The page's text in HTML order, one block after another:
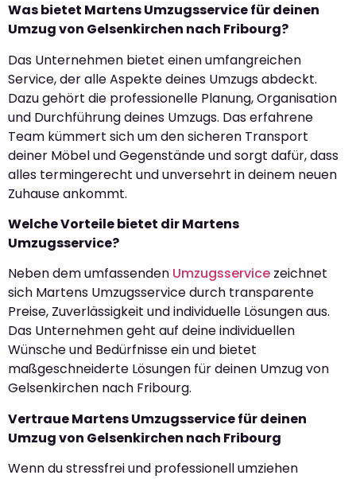
Was bietet Martens Umzugsservice für deinen
Umzug von Gelsenkirchen nach Fribourg?
Das Unternehmen bietet einen umfangreichen
Service, der alle Aspekte deines Umzugs abdeckt.
Dazu gehört die professionelle Planung, Organisation
und Durchführung deines Umzugs. Das erfahrene
Team kümmert sich um den sicheren Transport
deiner Möbel und Gegenstände und sorgt dafür, dass
alles termingerecht und unversehrt in deinem neuen
Zuhause ankommt.
Welche Vorteile bietet dir Martens
Umzugsservice?
Neben dem umfassenden Umzugsservice zeichnet
sich Martens Umzugsservice durch transparente
Preise, Zuverlässigkeit und individuelle Lösungen aus.
Das Unternehmen geht auf deine individuellen
Wünsche und Bedürfnisse ein und bietet
maßgeschneiderte Lösungen für deinen Umzug von
Gelsenkirchen nach Fribourg.
Vertraue Martens Umzugsservice für deinen
Umzug von Gelsenkirchen nach Fribourg
Wenn du stressfrei und professionell umziehen